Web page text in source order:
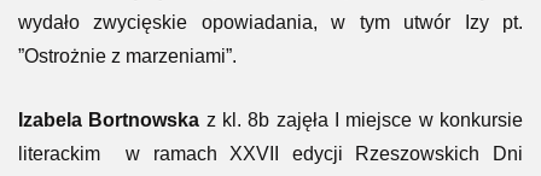
wydało zwycięskie opowiadania, w tym utwór Izy pt.
”Ostrożnie z marzeniami”.
Izabela Bortnowska z kl. 8b zajęła I miejsce w konkursie
literackim w ramach XXVII edycji Rzeszowskich Dni